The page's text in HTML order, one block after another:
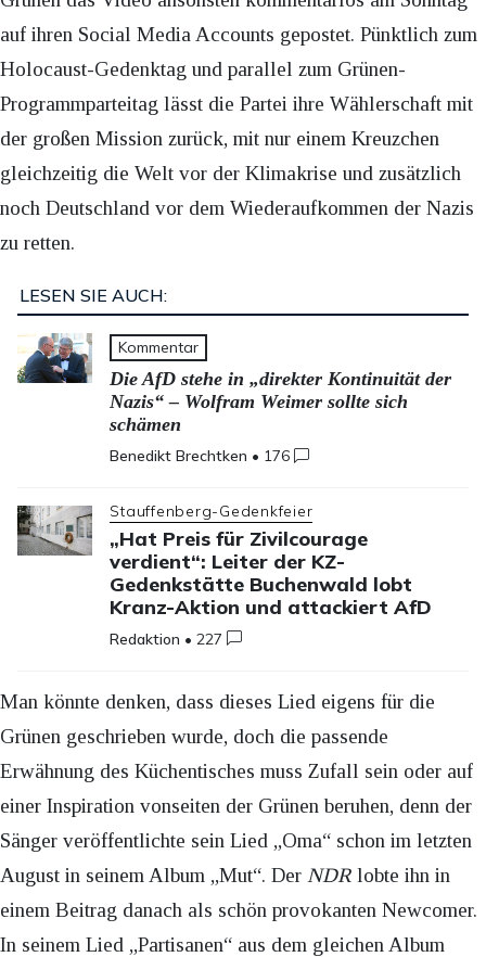
auf ihren Social Media Accounts gepostet. Pünktlich zum
Holocaust-Gedenktag und parallel zum Grünen-
Programmparteitag lässt die Partei ihre Wählerschaft mit
der großen Mission zurück, mit nur einem Kreuzchen
gleichzeitig die Welt vor der Klimakrise und zusätzlich
noch Deutschland vor dem Wiederaufkommen der Nazis
zu retten.
LESEN SIE AUCH:
Kommentar
Die AfD stehe in „direkter Kontinuität der
Nazis“ – Wolfram Weimer sollte sich
schämen
Benedikt Brechtken • 176
Stauffenberg-Gedenkfeier
„Hat Preis für Zivilcourage
verdient“: Leiter der KZ-
Gedenkstätte Buchenwald lobt
Kranz-Aktion und attackiert AfD
Redaktion •227
Man könnte denken, dass dieses Lied eigens für die
Grünen geschrieben wurde, doch die passende
Erwähnung des Küchentisches muss Zufall sein oder auf
einer Inspiration vonseiten der Grünen beruhen, denn der
Sänger veröffentlichte sein Lied „Oma“ schon im letzten
August in seinem Album „Mut“. Der NDR lobte ihn in
einem Beitrag danach als schön provokanten Newcomer.
In seinem Lied „Partisanen“ aus dem gleichen Album